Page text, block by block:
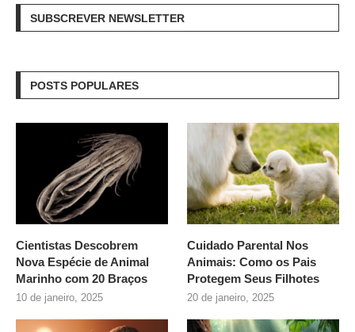
SUBSCREVER NEWSLETTER
POSTS POPULARES
Cientistas Descobrem
Nova Espécie de Animal
Marinho com 20 Braços
10 de janeiro, 2025
Cuidado Parental Nos
Animais: Como os Pais
Protegem Seus Filhotes
20 de janeiro, 2025